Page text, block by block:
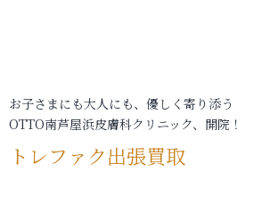
お子さまにも大人にも、優しく寄り添う
OTTO南芦屋浜皮膚科クリニック、開院！
トレファク出張買取